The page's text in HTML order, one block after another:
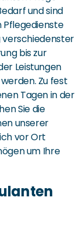
und sind
Pflegedienste
verschiedenster
bis zur
Leistungen
Zu fest
Tagen in der
Sie die
unserer
vor Ort
um Ihre